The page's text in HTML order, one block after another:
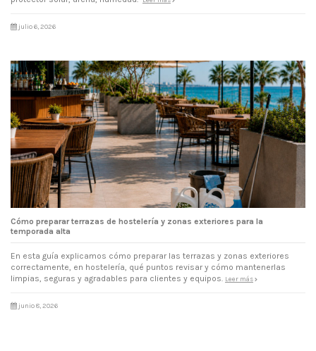
julio 6, 2026
Cómo preparar terrazas de hostelería y zonas exteriores para la
temporada alta
En esta guía explicamos cómo preparar las terrazas y zonas exteriores
correctamente, en hostelería, qué puntos revisar y cómo mantenerlas
limpias, seguras y agradables para clientes y equipos.
Leer más
junio 8, 2026